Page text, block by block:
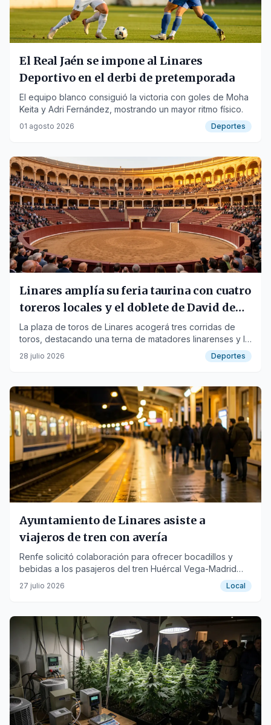
El Real Jaén se impone al Linares
Deportivo en el derbi de pretemporada
El equipo blanco consiguió la victoria con goles de Moha
Keita y Adri Fernández, mostrando un mayor ritmo físico.
01 agosto 2026 Deportes
Linares amplía su feria taurina con cuatro
toreros locales y el doblete de David de
Miranda
La plaza de toros de Linares acogerá tres corridas de
toros, destacando una terna de matadores linarenses y la
repetición del triunfador de la pasada edición.
28 julio 2026 Deportes
Ayuntamiento de Linares asiste a
viajeros de tren con avería
Renfe solicitó colaboración para ofrecer bocadillos y
bebidas a los pasajeros del tren Huércal Vega-Madrid
Chamartín, detenido más de tres horas.
27 julio 2026 Local